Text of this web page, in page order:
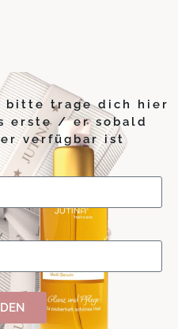
bitte trage dich hier
erste / er sobald
verfügbar ist